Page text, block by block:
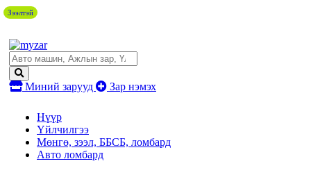
Миний зарууд Зар нэмэх
Нүүр
Үйлчилгээ
Мөнгө, зээл, ББСБ, ломбард
Авто ломбард
Зээлтэй